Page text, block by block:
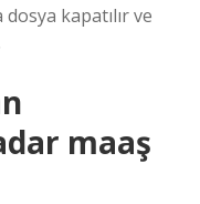
kapatılır ve
maaş